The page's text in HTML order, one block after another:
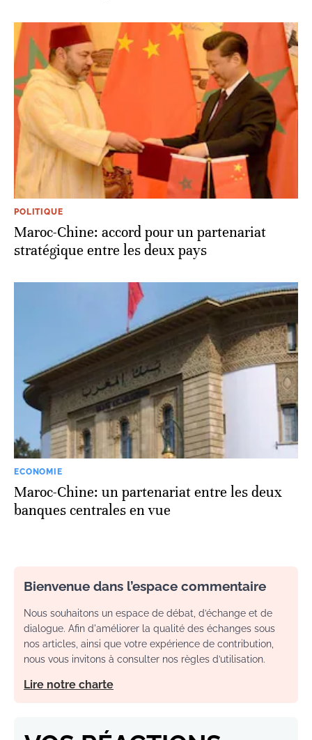
POLITIQUE
Maroc-Chine: accord pour un partenariat
stratégique entre les deux pays
ECONOMIE
Maroc-Chine: un partenariat entre les deux
banques centrales en vue
Bienvenue dans l’espace commentaire
Nous souhaitons un espace de débat, d’échange et de
dialogue. Afin d'améliorer la qualité des échanges sous
nos articles, ainsi que votre expérience de contribution,
nous vous invitons à consulter nos règles d’utilisation.
Lire notre charte